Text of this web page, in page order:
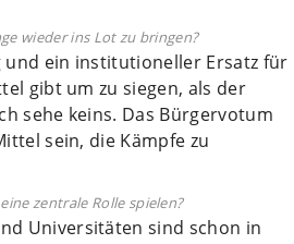
wieder ins Lot zu bringen?
und ein institutioneller Ersatz für
gibt um zu siegen, als der
sehe keins. Das Bürgervotum
sein, die Kämpfe zu
zentrale Rolle spielen?
Universitäten sind schon in